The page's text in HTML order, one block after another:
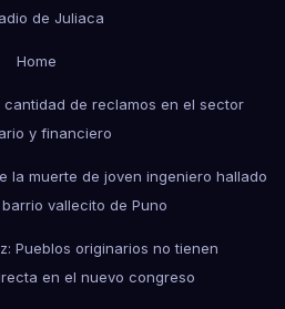
de Juliaca
Home
cantidad de reclamos en el sector
y financiero
la muerte de joven ingeniero hallado
vallecito de Puno
Pueblos originarios no tienen
en el nuevo congreso